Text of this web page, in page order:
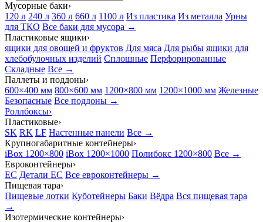
Мусорные баки›
120 л 240 л 360 л 660 л 1100 л Из пластика Из металла Урны
для ТКО Все баки для мусора →
Пластиковые ящики›
ящики для овощей и фруктов Для мяса Для рыбы ящики для
хлебобулочных изделий Сплошные Перфорированные
Складные Все →
Паллеты и поддоны›
600×400 мм 800×600 мм 1200×800 мм 1200×1000 мм Железные
Безопасные Все поддоны →
Роллбоксы›
Пластиковые›
SK RK LF Настенные панели Все →
Крупногабаритные контейнеры›
iBox 1200×800 iBox 1200×1000 Полибокс 1200×800 Все →
Евроконтейнеры›
EC Детали EC Все евроконтейнеры →
Пищевая тара›
Пищевые лотки Куботейнеры Баки Вёдра Вся пищевая тара
→
Изотермические контейнеры›